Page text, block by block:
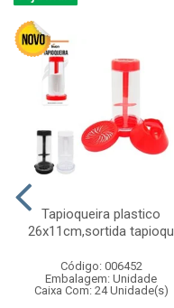
Tapioqueira plastico
26x11cm,sortida tapioqu
Código: 006452
Embalagem: Unidade
Caixa Com: 24 Unidade(s)